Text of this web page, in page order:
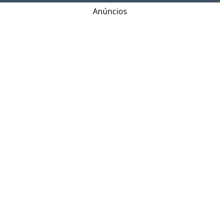
Anúncios